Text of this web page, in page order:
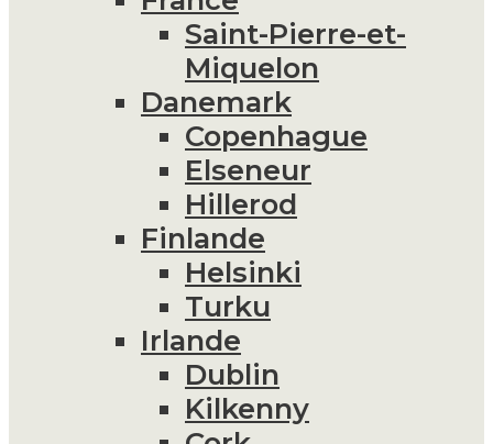
Saint-Pierre-et-
Miquelon
Danemark
Copenhague
Elseneur
Hillerod
Finlande
Helsinki
Turku
Irlande
Dublin
Kilkenny